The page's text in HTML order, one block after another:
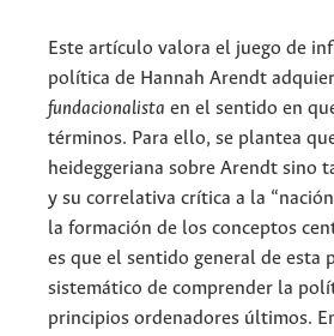
Este artículo valora el juego de
política de Hannah Arendt
fundacionalista en el sentido en
términos. Para ello, se plantea
heideggeriana sobre Arendt sino
y su correlativa crítica a la
la formación de los conceptos
es que el sentido general de esta
sistemático de comprender la
principios ordenadores últimos.